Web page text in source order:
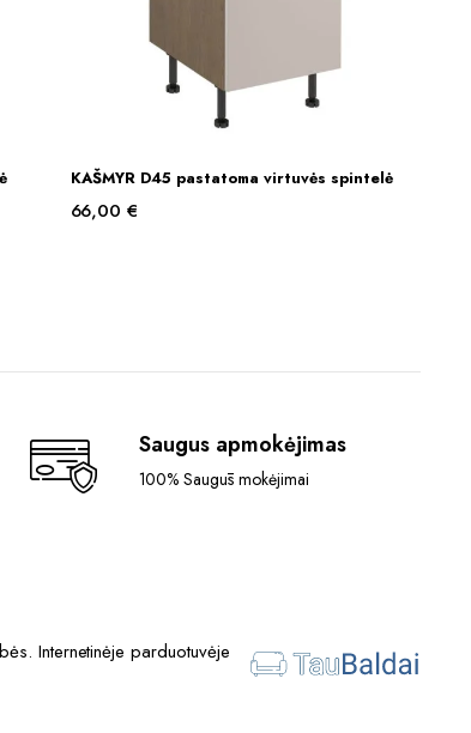
Į KREPŠELĮ
KAŠMYR D45 pastatoma virtuvės spintelė
66,00€
Saugus apmokėjimas
100% Saugūs mokėjimai
Internetinėje parduotuvėje